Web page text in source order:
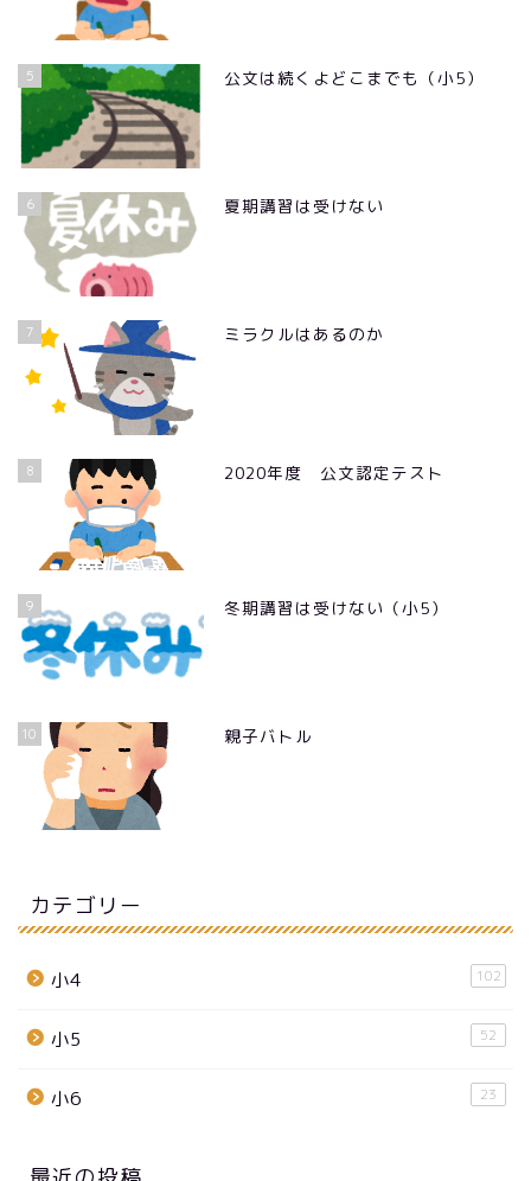
5 公文は続くよどこまでも（小5）
6 夏期講習は受けない
7 ミラクルはあるのか
8 2020年度 公文認定テスト
9 冬期講習は受けない（小5）
10 親子バトル
カテゴリー
小4 102
小5 52
小6 23